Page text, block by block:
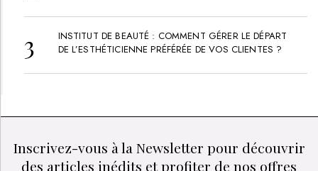
INSTITUT DE BEAUTÉ : COMMENT GÉRER LE DÉPART
DE L’ESTHÉTICIENNE PRÉFÉRÉE DE VOS CLIENTES ?
Inscrivez-vous à la Newsletter pour découvrir
des articles inédits et profiter de nos offres